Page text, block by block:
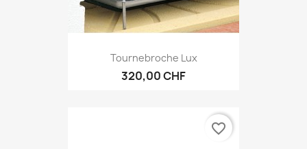
Tournebroche Lux
320,00 CHF
favorite_border